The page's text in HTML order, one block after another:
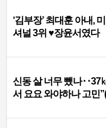
‘김부장’ 최대훈 아내,
셔널 3위 ♥장윤서였다
신동 살 너무 뺐나‥37
서 요요 와야하나 고민